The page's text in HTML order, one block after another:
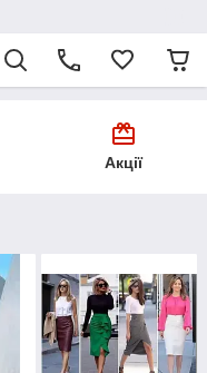
Акції